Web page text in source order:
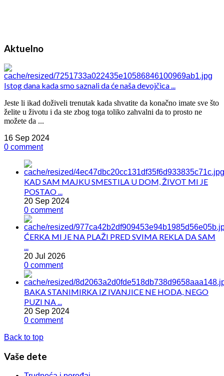
Aktuelno
Istog dana kada smo saznali da će naša devojčica ...
Jeste li ikad doživeli trenutak kada shvatite da konačno imate sve što
želite u životu i da ste zbog toga toliko zahvalni da to prosto ne
možete da ...
16 Sep 2024
0 comment
KAD SAM MAJKU SMESTILA U DOM, ŽIVOT MI JE
POSTAO ...
20 Sep 2024
0 comment
ĆERKA MI JE NA PLAŽI PRED SVIMA REKLA DA SAM
20 Jul 2026
0 comment
BAKA STANIMIRKA IZ IVANJICE NE HODA, NEGO
PUZI NA ...
20 Sep 2024
0 comment
Back to top
Vaše dete